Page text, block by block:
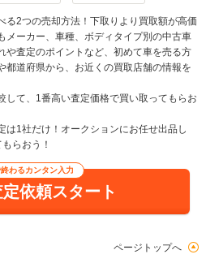
る2つの売却方法！下取りより買取額が高価
メーカー、車種、ボディタイプ別の中古車
や査定のポイントなど、初めて車を売る方
都道府県から、お近くの買取店舗の情報を
して、1番高い査定価格で買い取ってもらお
は1社だけ！オークションにお任せ出品し
らおう！
わるカンタン入力
依頼スタート
ページトップへ